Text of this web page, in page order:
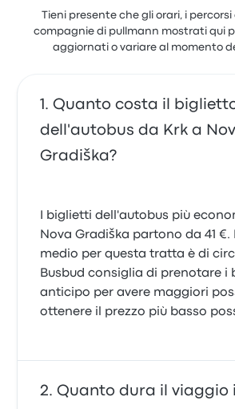
Tieni presente che gli orari, i
compagnie di pullmann mostrati qui
aggiornati o variare al momento
Quanto costa il
dell'autobus da Krk a
Gradiška?
I biglietti dell'autobus più
Nova Gradiška partono da 41 €.
medio per questa tratta è di
Busbud consiglia di prenotare i
anticipo per avere maggiori
ottenere il prezzo più basso
Quanto dura il viaggio